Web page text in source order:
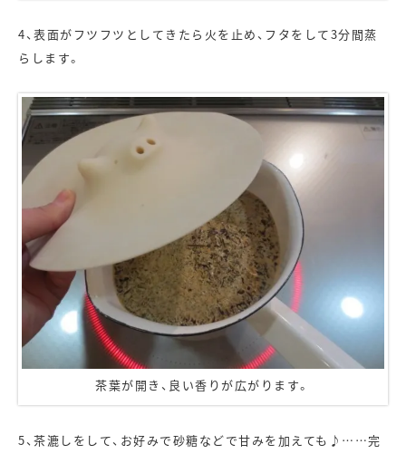
4、表面がフツフツとしてきたら火を止め、フタをして3分間蒸
らします。
茶葉が開き、良い香りが広がります。
5、茶漉しをして、お好みで砂糖などで甘みを加えても♪……完